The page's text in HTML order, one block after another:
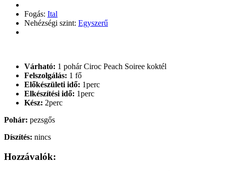
Fogás: Ital
Nehézségi szint: Egyszerű
Várható: 1 pohár Ciroc Peach Soiree koktél
Felszolgálás: 1 fő
Előkészületi idő: 1perc
Elkészítési idő: 1perc
Kész: 2perc
Pohár: pezsgős
Díszítés: nincs
Hozzávalók: